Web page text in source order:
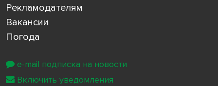
Рекламодателям
Вакансии
Погода
e-mail подписка на новости
Включить уведомления